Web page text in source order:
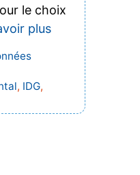
le choix
plus
, IDG,